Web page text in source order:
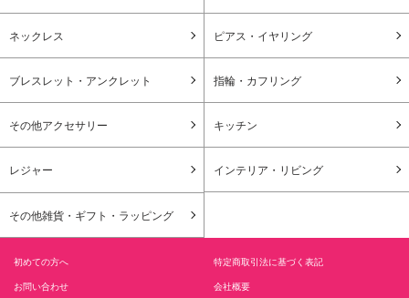
ネックレス ピアス・イヤリング
ブレスレット・アンクレット 指輪・カフリング
その他アクセサリー キッチン
レジャー インテリア・リビング
その他雑貨・ギフト・ラッピング
初めての方へ 特定商取引法に基づく表記
お問い合わせ 会社概要